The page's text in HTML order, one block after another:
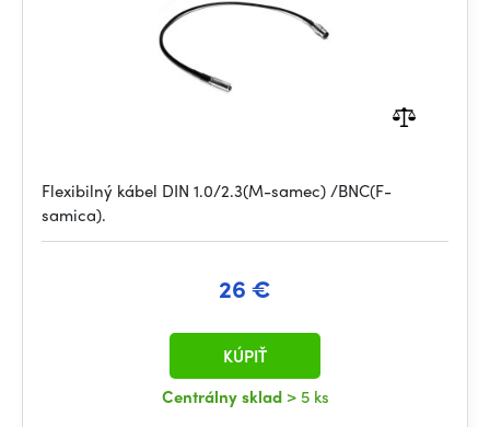
Flexibilný kábel DIN 1.0/2.3(M-samec) /BNC(F-
samica).
26 €
Centrálny sklad > 5 ks
KÚPIŤ